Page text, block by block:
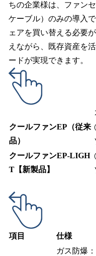
ちの企業様は、ファン
ケーブル）のみの導入
ェアを買い替える必要
えながら、既存資産を
ードが実現できます。
クールファンEP（従来
品）
クールファンEP-LIGH
T【新製品】
項目 仕様
ガス防爆